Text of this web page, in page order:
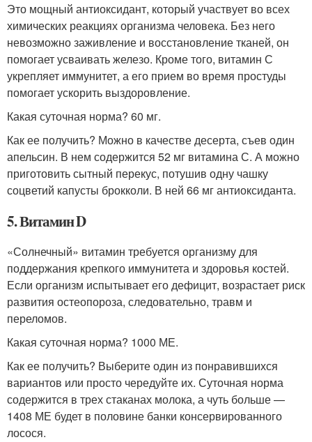
Это мощный антиоксидант, который участвует во всех
химических реакциях организма человека. Без него
невозможно заживление и восстановление тканей, он
помогает усваивать железо. Кроме того, витамин С
укрепляет иммунитет, а его прием во время простуды
помогает ускорить выздоровление.
Какая суточная норма? 60 мг.
Как ее получить? Можно в качестве десерта, съев один
апельсин. В нем содержится 52 мг витамина С. А можно
приготовить сытный перекус, потушив одну чашку
соцветий капусты брокколи. В ней 66 мг антиоксиданта.
5. Витамин D
«Солнечный» витамин требуется организму для
поддержания крепкого иммунитета и здоровья костей.
Если организм испытывает его дефицит, возрастает риск
развития остеопороза, следовательно, травм и
переломов.
Какая суточная норма? 1000 МЕ.
Как ее получить? Выберите один из понравившихся
вариантов или просто чередуйте их. Суточная норма
содержится в трех стаканах молока, а чуть больше —
1408 МЕ будет в половине банки консервированного
лосося.